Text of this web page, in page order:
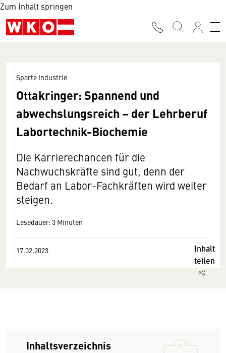
Zum Inhalt springen
Sparte Industrie
Ottakringer: Spannend und
abwechslungsreich – der Lehrberuf
Labortechnik-Biochemie
Die Karrierechancen für die
Nachwuchskräfte sind gut, denn der
Bedarf an Labor-Fachkräften wird weiter
steigen.
Lesedauer: 3 Minuten
17.02.2023
Inhalt
teilen
Inhaltsverzeichnis